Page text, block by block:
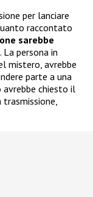
per lanciare
raccontato
sarebbe
. La persona in
mistero, avrebbe
parte a una
avrebbe chiesto il